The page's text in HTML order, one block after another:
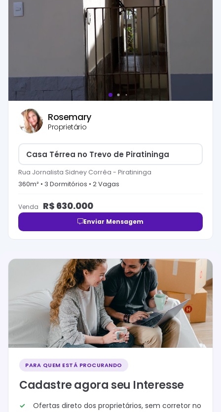
Rosemary
Proprietário
Casa Térrea no Trevo de Piratininga
Rua Jornalista Sidney Corrêa - Piratininga
360m² • 3 Dormitórios • 2Vagas
Venda R$ 630.000
Enviar Mensagem
PARA QUEM ESTÁ PROCURANDO
Cadastre agora seu Interesse
Ofertas direto dos proprietários, sem corretor no